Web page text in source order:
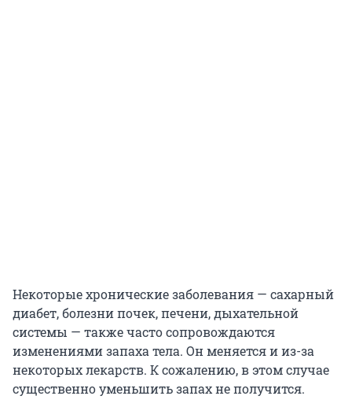
Некоторые хронические заболевания — сахарный
диабет, болезни почек, печени, дыхательной
системы — также часто сопровождаются
изменениями запаха тела. Он меняется и из-за
некоторых лекарств. К сожалению, в этом случае
существенно уменьшить запах не получится.